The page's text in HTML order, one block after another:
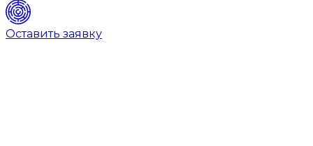
Оставить заявку